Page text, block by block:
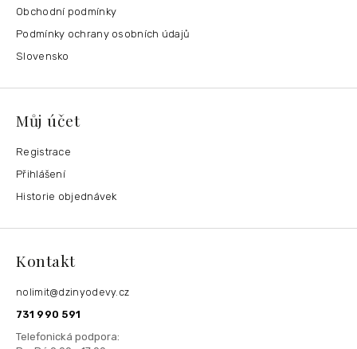
Obchodní podmínky
Podmínky ochrany osobních údajů
Slovensko
Můj účet
Registrace
Přihlášení
Historie objednávek
Kontakt
nolimit@dzinyodevy.cz
731 990 591